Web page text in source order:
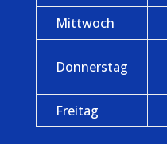
Mittwoch
Donnerstag
Freitag